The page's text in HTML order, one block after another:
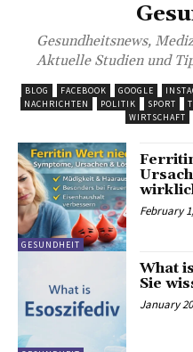
Gesundheitsnews,
Aktuelle Studien und
BLOG FACEBOOK GOOGLE
NACHRICHTEN
POLITIK SPORT
WIRTSCHAFT
GESUNDHEIT
February
What
Sie
January